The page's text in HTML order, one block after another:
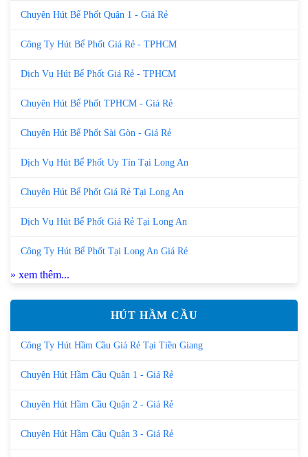
Chuyên Hút Bể Phốt Quận 1 - Giá Rẻ
Công Ty Hút Bể Phốt Giá Rẻ - TPHCM
Dịch Vụ Hút Bể Phốt Giá Rẻ - TPHCM
Chuyên Hút Bể Phốt TPHCM - Giá Rẻ
Chuyên Hút Bể Phốt Sài Gòn - Giá Rẻ
Dịch Vụ Hút Bể Phốt Uy Tín Tại Long An
Chuyên Hút Bể Phốt Giá Rẻ Tại Long An
Dịch Vụ Hút Bể Phốt Giá Rẻ Tại Long An
Công Ty Hút Bể Phốt Tại Long An Giá Rẻ
» xem thêm...
HÚT HẦM CẦU
Công Ty Hút Hầm Cầu Giá Rẻ Tại Tiền Giang
Chuyên Hút Hầm Cầu Quận 1 - Giá Rẻ
Chuyên Hút Hầm Cầu Quận 2 - Giá Rẻ
Chuyên Hút Hầm Cầu Quận 3 - Giá Rẻ